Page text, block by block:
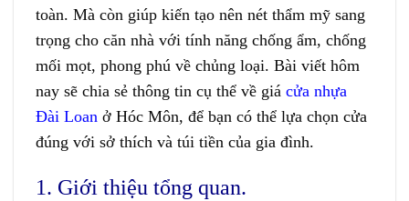
toàn. Mà còn giúp kiến tạo nên nét thẩm mỹ sang
trọng cho căn nhà với tính năng chống ẩm, chống
mối mọt, phong phú về chủng loại. Bài viết hôm
nay sẽ chia sẻ thông tin cụ thể về giá cửa nhựa
Đài Loan ở Hóc Môn, để bạn có thể lựa chọn cửa
đúng với sở thích và túi tiền của gia đình.
1. Giới thiệu tổng quan.